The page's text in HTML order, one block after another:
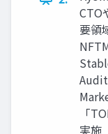
CTO
要領
「
実施